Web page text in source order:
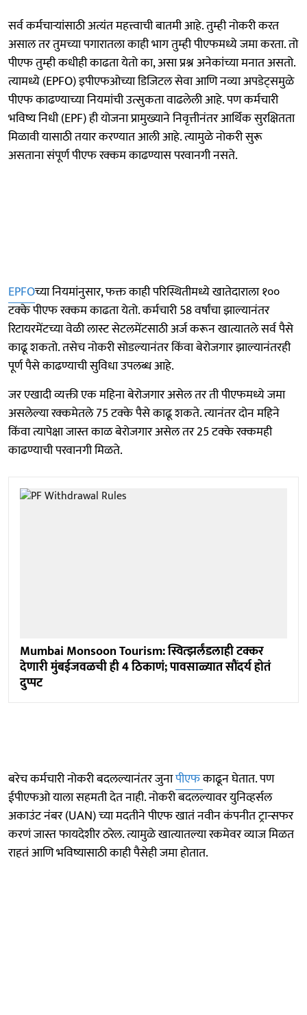
सर्व कर्मचाऱ्यांसाठी अत्यंत महत्त्वाची बातमी आहे. तुम्ही नोकरी करत
असाल तर तुमच्या पगारातला काही भाग तुम्ही पीएफमध्ये जमा करता. तो
पीएफ तुम्ही कधीही काढता येतो का, असा प्रश्न अनेकांच्या मनात असतो.
त्यामध्ये (EPFO) इपीएफओच्या डिजिटल सेवा आणि नव्या अपडेट्समुळे
पीएफ काढण्याच्या नियमांची उत्सुकता वाढलेली आहे. पण कर्मचारी
भविष्य निधी (EPF) ही योजना प्रामुख्याने निवृत्तीनंतर आर्थिक सुरक्षितता
मिळावी यासाठी तयार करण्यात आली आहे. त्यामुळे नोकरी सुरू
असताना संपूर्ण पीएफ रक्कम काढण्यास परवानगी नसते.
EPFOच्या नियमांनुसार, फक्त काही परिस्थितीमध्ये खातेदाराला १००
टक्के पीएफ रक्कम काढता येतो. कर्मचारी 58 वर्षांचा झाल्यानंतर
रिटायरमेंटच्या वेळी लास्ट सेटलमेंटसाठी अर्ज करून खात्यातले सर्व पैसे
काढू शकतो. तसेच नोकरी सोडल्यानंतर किंवा बेरोजगार झाल्यानंतरही
पूर्ण पैसे काढण्याची सुविधा उपलब्ध आहे.
जर एखादी व्यक्ती एक महिना बेरोजगार असेल तर ती पीएफमध्ये जमा
असलेल्या रक्कमेतले 75 टक्के पैसे काढू शकते. त्यानंतर दोन महिने
किंवा त्यापेक्षा जास्त काळ बेरोजगार असेल तर 25 टक्के रक्कमही
काढण्याची परवानगी मिळते.
Mumbai Monsoon Tourism: स्वित्झर्लंडलाही टक्कर
देणारी मुंबईजवळची ही 4 ठिकाणं; पावसाळ्यात सौंदर्य होतं
दुप्पट
बरेच कर्मचारी नोकरी बदलल्यानंतर जुनापीएफकाढून घेतात. पण
ईपीएफओ याला सहमती देत नाही. नोकरी बदलल्यावर युनिव्हर्सल
अकाउंट नंबर (UAN) च्या मदतीने पीएफ खातं नवीन कंपनीत ट्रान्सफर
करणं जास्त फायदेशीर ठरेल. त्यामुळे खात्यातल्या रकमेवर व्याज मिळत
राहतं आणि भविष्यासाठी काही पैसेही जमा होतात.